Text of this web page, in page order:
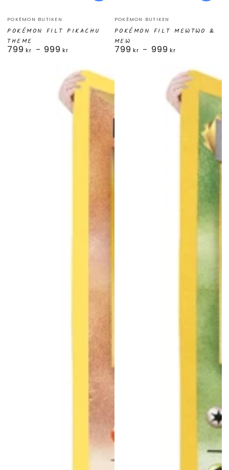
Säljare:
POKÉMON BUTIKEN
POKÉMON FILT PIKACHU
THEME
Ordinarie
799 kr 999 kr
Säljare:
POKÉMON BUTIKEN
POKÉMON FILT MEWTWO &
MEW
Ordinarie
799 kr 999 kr